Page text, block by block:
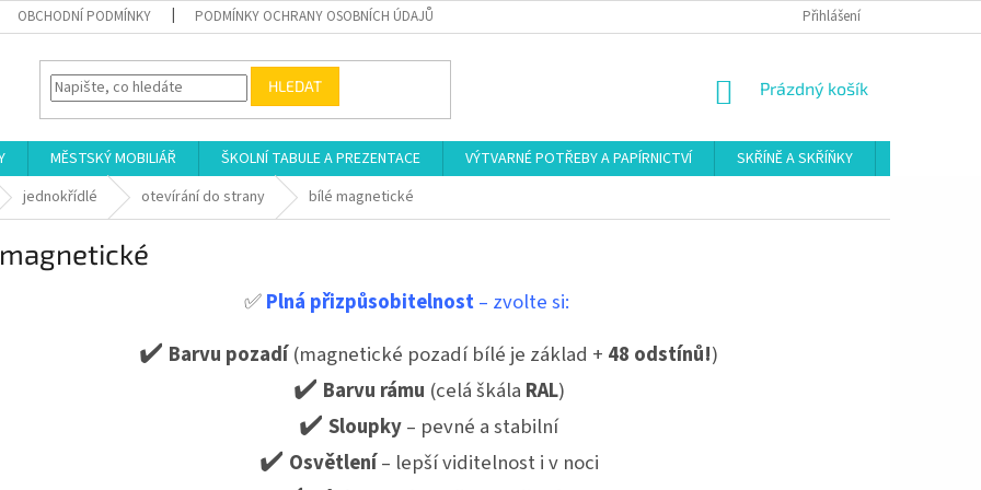
OBCHODNÍ PODMÍNKY PODMÍNKY OCHRANY OSOBNÍCH ÚDAJŮ Přihlášení
HLEDAT
NÁKUPNÍ
Prázdný košík
MĚSTSKÝ MOBILIÁŘ ŠKOLNÍ TABULE A PREZENTACE VÝTVARNÉ POTŘEBY A PAPÍRNICTVÍ SKŘÍNĚ A SKŘÍŇKY
jednokřídlé otevírání do strany bílé magnetické
✅Plná přizpůsobitelnost– zvolte si:
✔️ Barvu pozadí(magnetické pozadí bílé je základ + 48 odstínů!)
✔️ Barvu rámu (celá škála RAL)
✔️ Sloupky– pevné a stabilní
✔️ Osvětlení– lepší viditelnost i v noci